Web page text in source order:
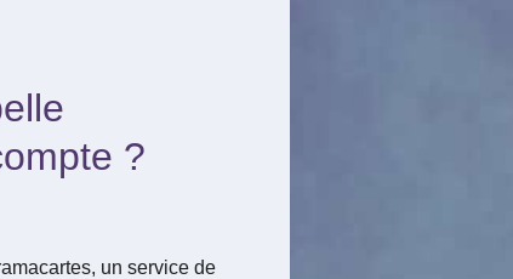
?
un service de